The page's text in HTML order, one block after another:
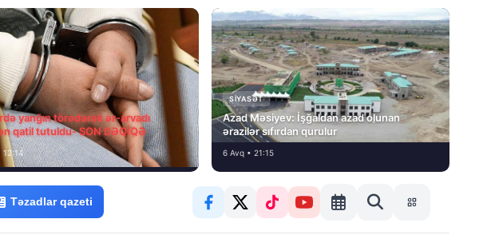
yanğın törədərək ər-arvadı
qatil tutuldu- SON DƏQİQƏ
12:14
SIYASƏT
Azad Məsiyev: İşğaldan azad olunan
ərazilər sıfırdan qurulur
6 Avq • 21:15
Təzadlar qazeti